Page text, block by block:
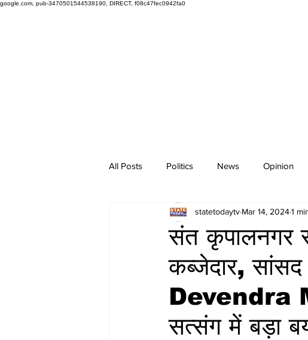
google.com, pub-3470501544538190, DIRECT, f08c47fec0942fa0
All Posts Politics News Opinion
संत कृपालनगर
कब्जेदार,
Devendra
सत्संग में बड़ा
statetodaytv Mar 14, 20241